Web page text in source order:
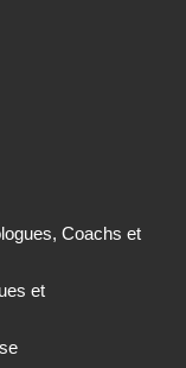
Coachs et
et